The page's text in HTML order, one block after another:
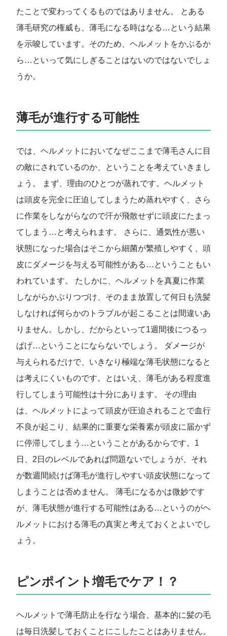
たことで変わってくるものではありません。 とある
薄毛研究の権威も、薄毛になる時はなる…という結果
を示唆しています。そのため、ヘルメットをかぶるか
ら…といって気にしぎることはないのではないでしょ
うか。
薄毛が進行する可能性
では、ヘルメットにおいてなぜここまで薄毛さんに目
の敵にされているのか、ということを考えていきまし
ょう。 まず、理由のひとつが蒸れです。ヘルメット
は頭皮を完全に圧迫してしまうため蒸れやすく、さら
に作業をしながらなので汗が飛散せずに頭皮にたまっ
てしまう…と考えられます。 さらに、通気性が悪い
状態になった場合はそこから細菌が繁殖しやすく、頭
皮にダメージを与える可能性がある…ということもい
われています。 たしかに、ヘルメットを真夏に作業
しながらかぶりつづけ、そのまま放置して何日も洗髪
しなければ何らかのトラブルが起こることは間違いあ
りません。しかし、だからといって1週間後につるっ
ぱげ…ということにならないでしょう。 ダメージが
与えられるだけで、いきなり極端な薄毛状態になると
は考えにくいものです。とはいえ、薄毛がある程度進
行してしまう可能性は十分にあります。 その理由
は、ヘルメットによって頭皮が圧迫されることで血行
不良が起こり、結果的に重要な栄養素が頭皮に届かず
に停滞してしまう…ということがあるからです。1
日、2日のレベルであれば問題ないでしょうが、それ
が数週間続けば薄毛が進行しやすい頭皮状態になって
しまうことは否めません。 薄毛になるかは微妙です
が、薄毛状態が進行する可能性はある…というのがヘ
ルメットにおける薄毛の真実と考えておくとよいでし
ょう。
ピンポイント増毛でケア！？
ヘルメットで薄毛防止を行なう場合、基本的に髪の毛
は毎日洗髪しておくことにこしたことはありません。